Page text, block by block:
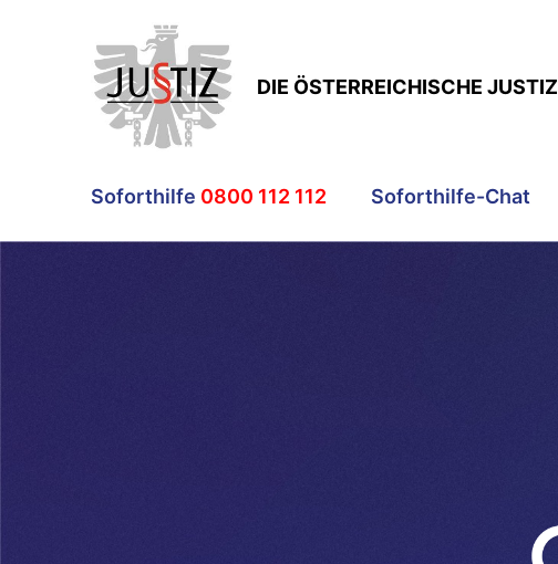
DIE ÖSTERREICHISCHE JUSTIZ
Soforthilfe 0800 112 112 Soforthilfe-Chat